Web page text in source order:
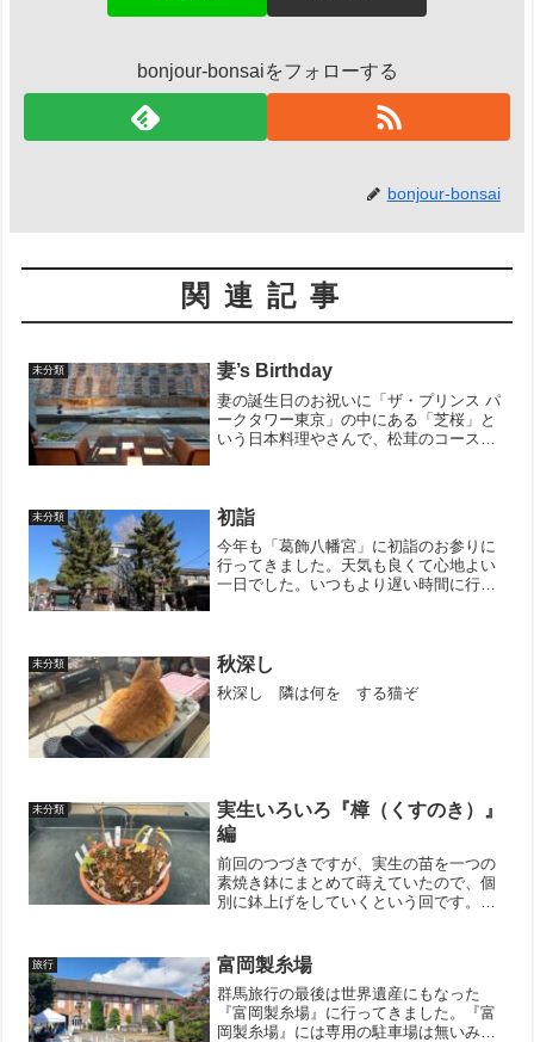
bonjour-bonsaiをフォローする
bonjour-bonsai
関連記事
未分類 妻’s Birthday
妻の誕生日のお祝いに「ザ・プリンス パ
ークタワー東京」の中にある「芝桜」と
いう日本料理やさんで、松茸のコース料
た。人工的ではあります...
未分類 初詣
今年も「葛飾八幡宮」に初詣のお参りに
行ってきました。天気も良くて心地よい
一日でした。いつもより遅い時間に行っ
らず、見事な姿でした。盆...
未分類 秋深し
秋深し 隣は何を する猫ぞ
未分類
実生いろいろ『樟（くすのき）』
編
前回のつづきですが、実生の苗を一つの
素焼き鉢にまとめて蒔えていたので、個
別に鉢上げをしていくという回です。今
を持っています。調べたところ、特に区
別なく使われいるみたい。...
旅行 富岡製糸場
群馬旅行の最後は世界遺産にもなった
『富岡製糸場』に行ってきました。『富
岡製糸場』には専用の駐車場は無いみた